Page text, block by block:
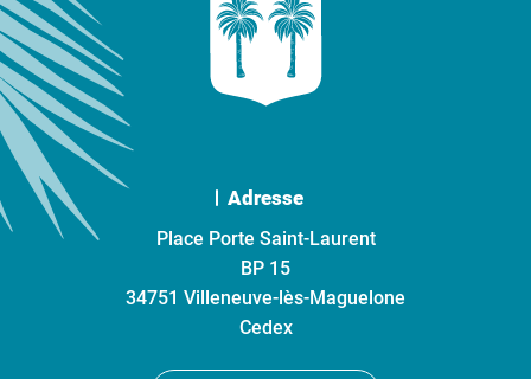
Adresse
Place Porte Saint-Laurent
BP 15
34751 Villeneuve-lès-Maguelone
Cedex